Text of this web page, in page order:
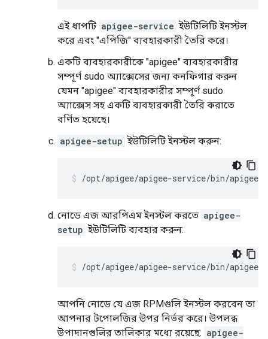
এই ধাপটি apigee-service ইউটিলিটি ইনস্টল
করে এবং "এপিজি" ব্যবহারকারী তৈরি করে।
একটি ব্যবহারকারীকে "apigee" ব্যবহারকারীর
সম্পূর্ণ sudo অ্যাক্সেসের জন্য কনফিগার করুন
যেমন "apigee" ব্যবহারকারীর সম্পূর্ণ sudo
অ্যাক্সেস সহ একটি ব্যবহারকারী তৈরি করাতে
বর্ণিত হয়েছে।
apigee-setup ইউটিলিটি ইনস্টল করুন:
/opt/apigee/apigee-service/bin/
নোডে এজ আরপিএম ইনস্টল করতে apigee-
setup ইউটিলিটি ব্যবহার করুন:
/opt/apigee/apigee-service/bin/
আপনি নোডে যে এজ RPMগুলি ইনস্টল করবেন তা
আপনার টপোলজির উপর নির্ভর করে। উপলব্ধ
উপাদানগুলির তালিকার মধ্যে রয়েছে: apigee-